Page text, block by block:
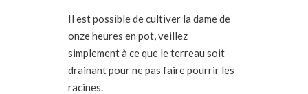
Il est possible de cultiver la dame de
onze heures en pot, veillez
simplement à ce que le terreau soit
drainant pour ne pas faire pourrir les
racines.